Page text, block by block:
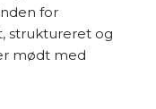
for
struktureret og
mødt med